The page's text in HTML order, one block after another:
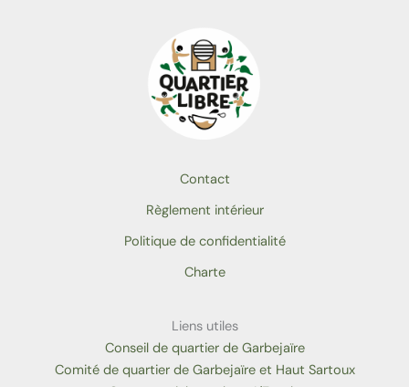
Contact
Règlement intérieur
Politique de confidentialité
Charte
Liens utiles
Conseil de quartier de Garbejaïre
Comité de quartier de Garbejaïre et Haut Sartoux